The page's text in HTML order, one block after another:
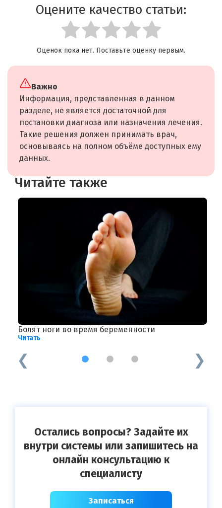
Оцените качество статьи:
Оценок пока нет. Поставьте оценку первым.
Важно
Информация, представленная в данном
разделе, не является достаточной для
постановки диагноза или назначения лечения.
Такие решения должен принимать врач,
основываясь на полном объёме доступных ему
данных.
Читайте также
Болят ноги во время беременности
Читать
1 2 3
Остались вопросы? Задайте их
внутри системы или запишитесь на
онлайн консультацию к
специалисту
Записаться